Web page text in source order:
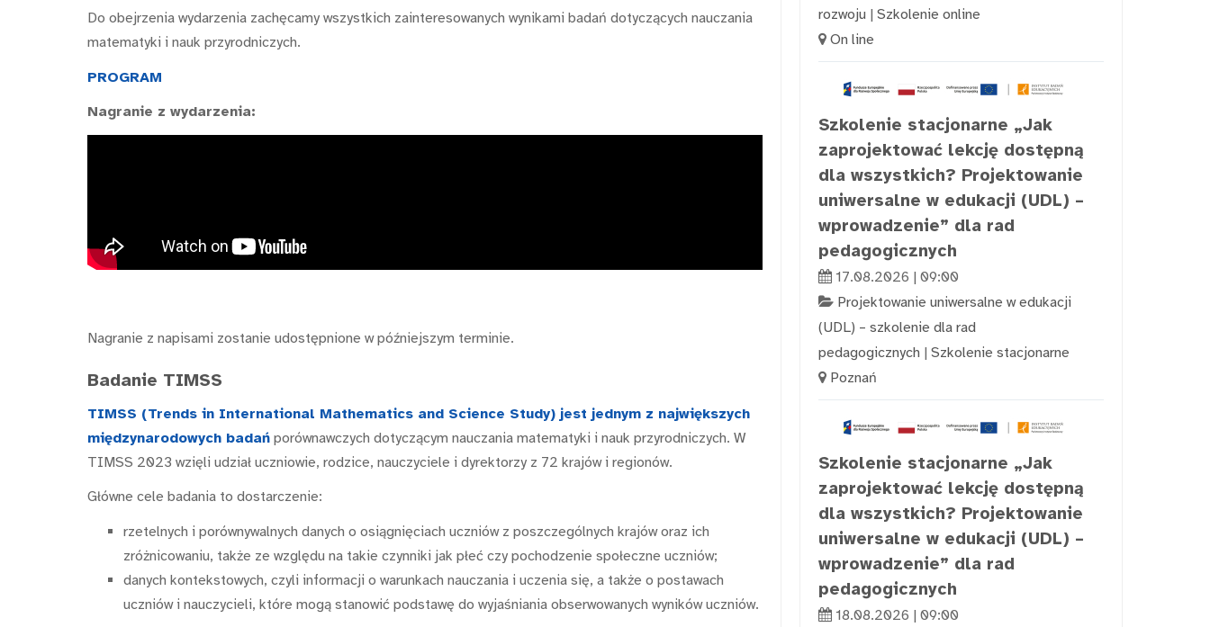
Do obejrzenia wydarzenia zachęcamy wszystkich zainteresowanych wynikami badań dotyczących nauczania
matematyki i nauk przyrodniczych.
PROGRAM
Nagranie z wydarzenia:
Nagranie z napisami zostanie udostępnione w późniejszym terminie.
Badanie TIMSS
TIMSS (Trends in International Mathematics and Science Study) jest jednym z największych
międzynarodowych badań porównawczych dotyczącym nauczania matematyki i nauk przyrodniczych. W
TIMSS 2023 wzięli udział uczniowie, rodzice, nauczyciele i dyrektorzy z 72 krajów i regionów.
Główne cele badania to dostarczenie:
rzetelnych i porównywalnych danych o osiągnięciach uczniów z poszczególnych krajów oraz ich
zróżnicowaniu, także ze względu na takie czynniki jak płeć czy pochodzenie społeczne uczniów;
danych kontekstowych, czyli informacji o warunkach nauczania i uczenia się, a także o postawach
uczniów i nauczycieli, które mogą stanowić podstawę do wyjaśniania obserwowanych wyników uczniów.
rozwoju | Szkolenie online
On line
Szkolenie stacjonarne „Jak
zaprojektować lekcję dostępną
dla wszystkich? Projektowanie
uniwersalne w edukacji (UDL) –
wprowadzenie” dla rad
pedagogicznych
17.08.2026 | 09:00
Projektowanie uniwersalne w edukacji
(UDL) – szkolenie dla rad
pedagogicznych | Szkolenie stacjonarne
Poznań
Szkolenie stacjonarne „Jak
zaprojektować lekcję dostępną
dla wszystkich? Projektowanie
uniwersalne w edukacji (UDL) –
wprowadzenie” dla rad
pedagogicznych
18.08.2026 | 09:00